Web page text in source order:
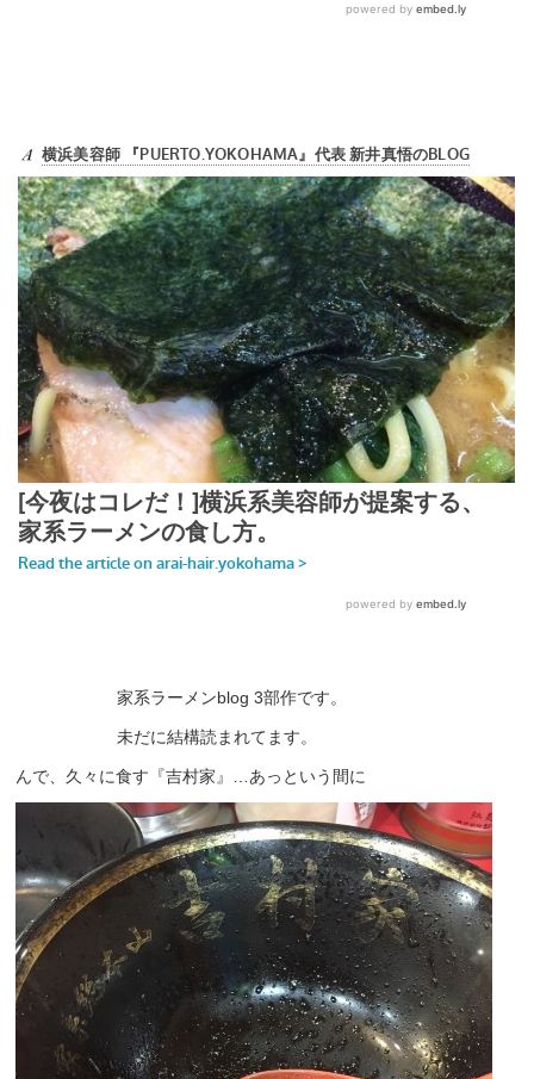
家系ラーメンblog 3部作です。
未だに結構読まれてます。
んで、久々に食す『吉村家』…あっという間に